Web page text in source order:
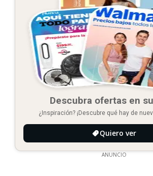
Descubra ofertas en
¿Inspiración? ¡Descubre qué hay de
Quiero ver
ANUNCIO